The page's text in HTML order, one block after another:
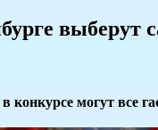
выберут
конкурсе могут все